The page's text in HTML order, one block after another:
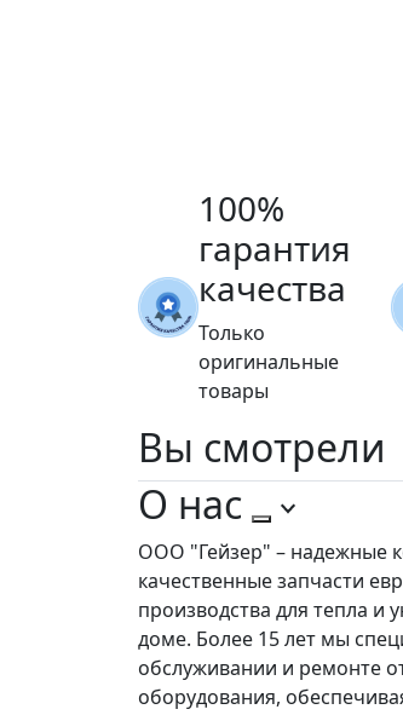
100%
гарантия
качества
Только
оригинальные
товары
Вы смотрели
О нас
ООО "Гейзер" – надежные
качественные запчасти
производства для тепла и
доме. Более 15 лет мы
обслуживании и ремонте
оборудования,